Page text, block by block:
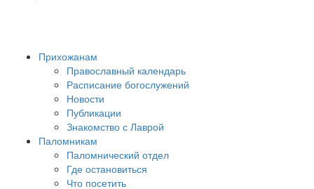
Прихожанам
Православный календарь
Расписание богослужений
Новости
Публикации
Знакомство с Лаврой
Паломникам
Паломнический отдел
Где остановиться
Что посетить